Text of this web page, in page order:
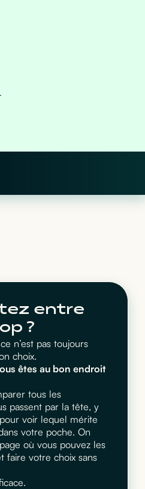
entre
?
n’est pas toujours
choix.
êtes au bon endroit
tous les
passent par la tête, y
voir lequel mérite
votre poche. On
où vous pouvez les
faire votre choix sans